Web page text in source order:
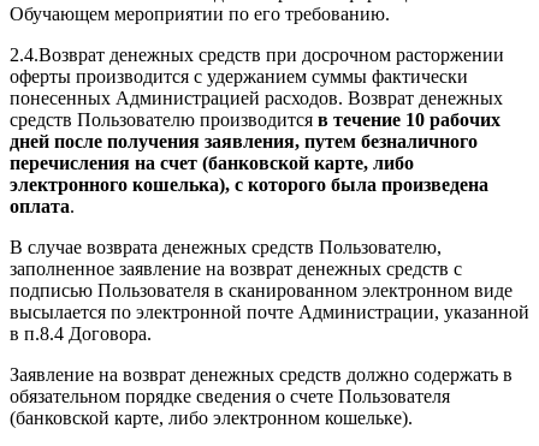
Обучающем мероприятии по его требованию.
2.4.Возврат денежных средств при досрочном расторжении
оферты производится с удержанием суммы фактически
понесенных Администрацией расходов. Возврат денежных
средств Пользователю производится в течение 10 рабочих
дней после получения заявления, путем безналичного
перечисления на счет (банковской карте, либо
электронного кошелька), с которого была произведена
оплата.
В случае возврата денежных средств Пользователю,
заполненное заявление на возврат денежных средств с
подписью Пользователя в сканированном электронном виде
высылается по электронной почте Администрации, указанной
в п.8.4 Договора.
Заявление на возврат денежных средств должно содержать в
обязательном порядке сведения о счете Пользователя
(банковской карте, либо электронном кошельке).